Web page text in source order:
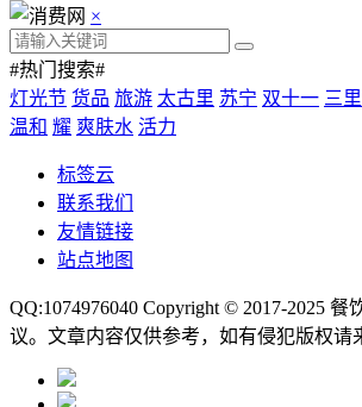
×
#热门搜索#
灯光节 货品 旅游 太古里 苏宁 双十一 三
温和 耀 爽肤水 活力
标签云
联系我们
友情链接
站点地图
QQ:1074976040 Copyright © 2017-2025 餐
议。文章内容仅供参考，如有侵犯版权请